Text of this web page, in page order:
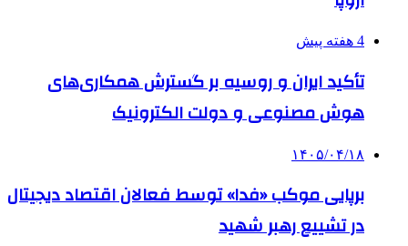
4 هفته پیش
تأکید ایران و روسیه بر گسترش همکاری‌های
هوش مصنوعی و دولت الکترونیک
۱۴۰۵/۰۴/۱۸
برپایی موکب «فدا» توسط فعالان اقتصاد دیجیتال
در تشییع رهبر شهید